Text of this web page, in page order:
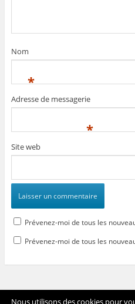
Nom
*
Adresse de messagerie
*
Site web
Prévenez-moi de tous les
Prévenez-moi de tous les
Nous utilisons des cookies pour